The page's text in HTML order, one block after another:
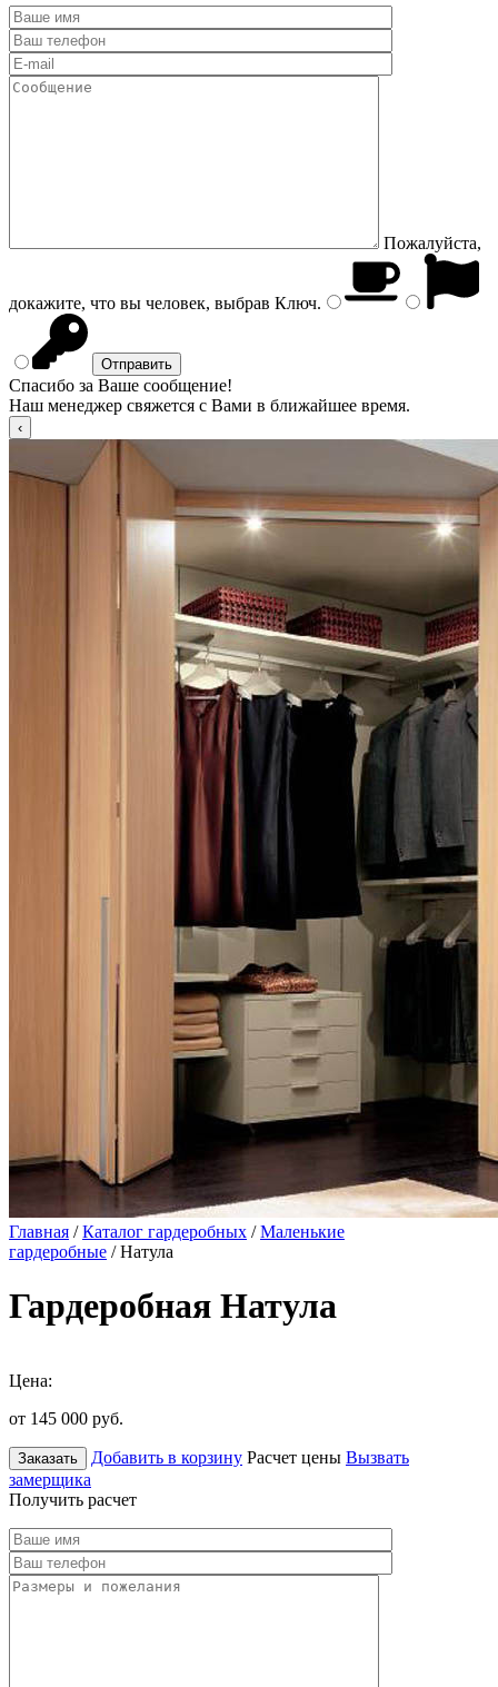
Пожалуйста,
докажите, что вы человек, выбрав Ключ.
Спасибо за Ваше сообщение!
Наш менеджер свяжется с Вами в ближайшее время.
Главная /Каталог гардеробных /Маленькие
гардеробные / Натула
Гардеробная Натула
Цена:
от 145 000 руб.
Заказать Добавить в корзину Расчет цены Вызвать
замерщика
Получить расчет